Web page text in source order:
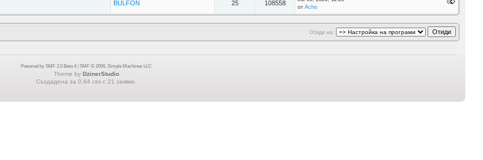
BULFON 25 108558
от Acho
Отиди на:
Powered by SMF 2.0 Beta 4 | SMF © 2006, Simple Machines LLC
Theme by DzinerStudio
Създадена за 0.64 сек с 21 заявки.